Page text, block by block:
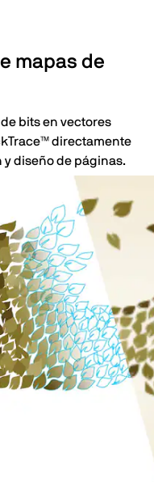
mapas de
bits en vectores
directamente
diseño de páginas.